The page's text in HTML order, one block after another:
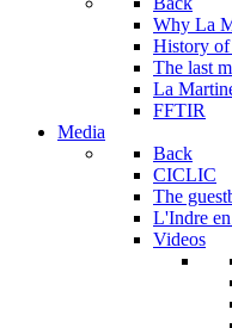
Why La
History of
The last
La
FFTIR
Media
Back
CICLIC
The
L'Indre
Videos